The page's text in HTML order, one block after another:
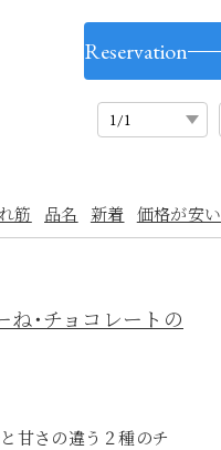
Reservation
筋 品名 新着 価格が安い
ね・チョコレートの
甘さの違う２種のチ